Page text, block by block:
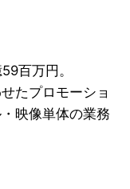
百万円。
たプロモーショ
映像単体の業務